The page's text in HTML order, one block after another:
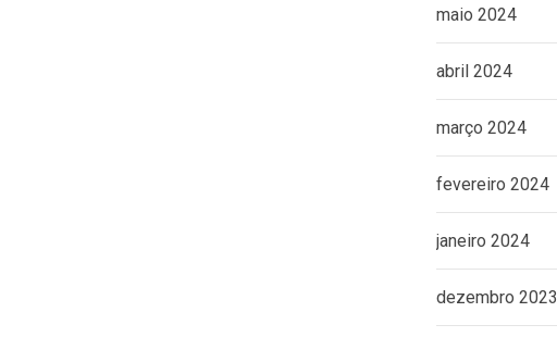
maio 2024
abril 2024
março 2024
fevereiro 2024
janeiro 2024
dezembro 2023